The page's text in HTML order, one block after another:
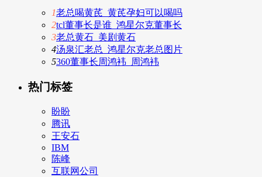
1老总喝黄芪_黄芪孕妇可以喝吗
2tcl董事长是谁_鸿星尔克董事长
3老总黄石_美剧黄石
4汤泉汇老总_鸿星尔克老总图片
5360董事长周鸿袆_周鸿袆
热门标签
盼盼
腾讯
王安石
IBM
陈峰
互联网公司